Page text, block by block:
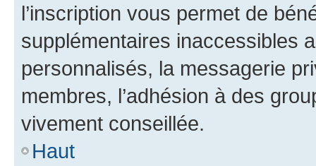
l’inscription vous permet de
supplémentaires inaccessibles
personnalisés, la messagerie
membres, l’adhésion à des
vivement conseillée.
Haut